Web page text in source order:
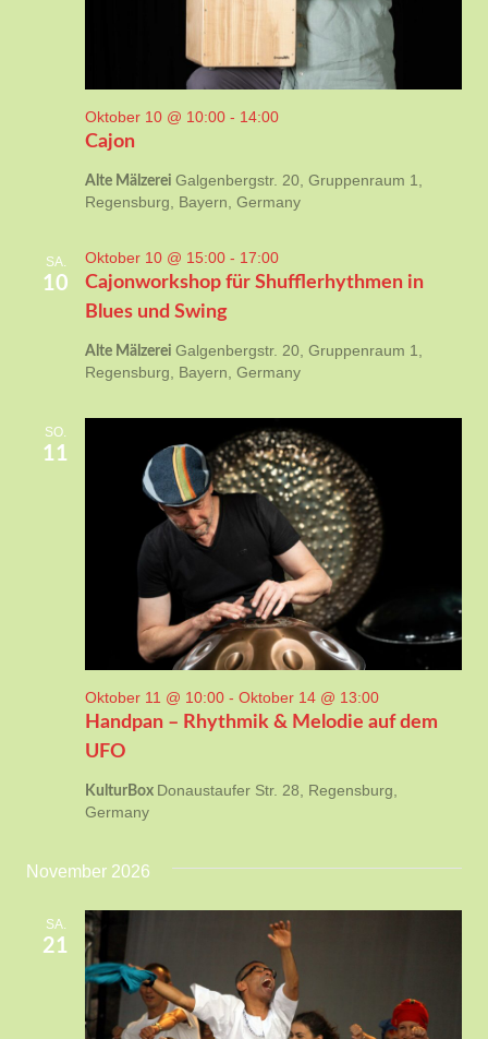
Cajon
Oktober 10 @ 10:00 - 14:00
Alte Mälzerei Galgenbergstr. 20, Gruppenraum 1,
Regensburg, Bayern, Germany
SA.
10
Cajonworkshop für Shufflerhythmen in
Blues und Swing
Oktober 10 @ 15:00 - 17:00
Alte Mälzerei Galgenbergstr. 20, Gruppenraum 1,
Regensburg, Bayern, Germany
SO.
11
Handpan – Rhythmik & Melodie auf dem
UFO
Oktober 11 @ 10:00 - Oktober 14 @ 13:00
KulturBox Donaustaufer Str. 28, Regensburg,
Germany
November 2026
SA.
21